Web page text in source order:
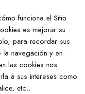
funciona el Sitio
es mejorar su
para recordar sus
navegación y en
las cookies nos
a sus intereses como
etc..